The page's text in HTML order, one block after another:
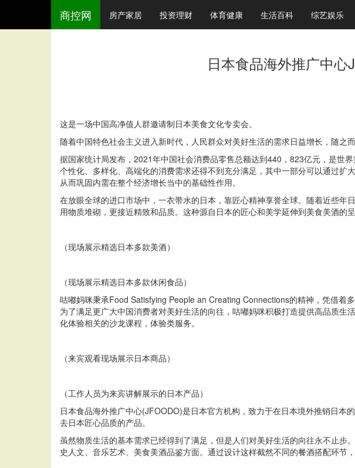
商控网 房产家居 投资理财 体育健康 生活百科 综艺娱乐
日本食品海外推广中心
这是一场中国高净值人群邀请制日本美食文化专卖会。
随着中国特色社会主义进入新时代，人民群众对美好生活的需求日益增长，随之
据国家统计局发布，2021年中国社会消费品零售总额达到440，823亿元，是世
个性化、多样化、高端化的消费需求还得不到充分满足，其中一部分可以通过扩
从而巩固内需在整个经济增长当中的基础性作用。
在放眼全球的进口市场中，一衣带水的日本，靠匠心精神享誉全球。随着近些
用物质堆砌，更接近精致和品质。这种源自日本的匠心和美学延伸到美食美酒的
（现场展示精选日本多款美酒）
（现场展示精选日本多款休闲食品）
咕嘟妈咪秉承Food Satisfying People an Creating Connections的精神，凭借着
为了满足更广大中国消费者对美好生活的向往，咕嘟妈咪积极打造提供高品质
化体验相关的沙龙课程，体验类服务。
（来宾观看现场展示日本商品）
（工作人员为来宾讲解展示的日本产品）
日本食品海外推广中心(JFOODO)是日本官方机构，致力于在日本境外推销日
去日本匠心品质的产品。
虽然物质生活的基本需求已经得到了满足，但是人们对美好生活的向往永不止
史人文、音乐艺术、美食美酒品鉴方面。通过设计这样截然不同的餐酒搭配环节